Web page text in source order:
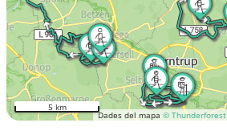
Dades del mapa © Thunderforest
5 km